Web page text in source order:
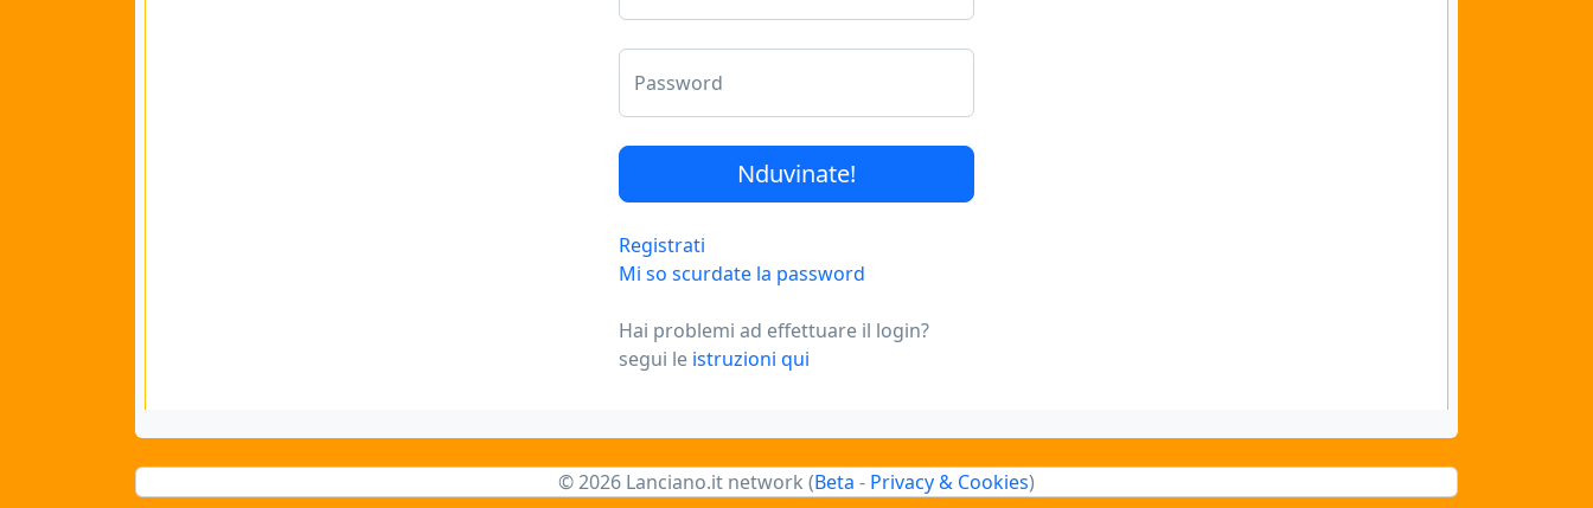
Password
Registrati
Mi so scurdate la password
Hai problemi ad effettuare il login?
segui le istruzioni qui
© 2026 Lanciano.it network (Beta - Privacy & Cookies)